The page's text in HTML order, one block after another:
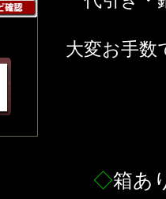
大変お手数
◇箱あ